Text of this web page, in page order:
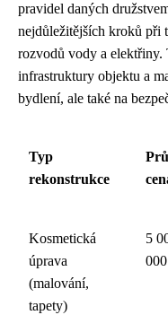
pravidel daných
nejdůležitějších kroků při
rozvodů vody a elektřiny.
infrastruktury objektu a
bydlení, ale také na
Typ
rekonstrukce
Kosmetická
úprava
(malování,
tapety)
5